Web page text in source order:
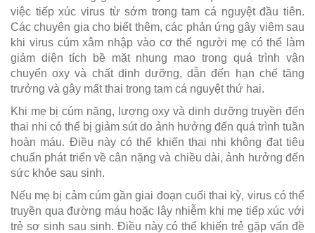
việc tiếp xúc virus từ sớm trong tam cá nguyệt đầu tiên.
Các chuyên gia cho biết thêm, các phản ứng gây viêm sau
khi virus cúm xâm nhập vào cơ thể người mẹ có thể làm
giảm diện tích bề mặt nhung mao trong quá trình vận
chuyển oxy và chất dinh dưỡng, dẫn đến hạn chế tăng
trưởng và gây mất thai trong tam cá nguyệt thứ hai.
Khi mẹ bị cúm nặng, lượng oxy và dinh dưỡng truyền đến
thai nhi có thể bị giảm sút do ảnh hưởng đến quá trình tuần
hoàn máu. Điều này có thể khiến thai nhi không đạt tiêu
chuẩn phát triển về cân nặng và chiều dài, ảnh hưởng đến
sức khỏe sau sinh.
Nếu mẹ bị cảm cúm gần giai đoạn cuối thai kỳ, virus có thể
truyền qua đường máu hoặc lây nhiễm khi mẹ tiếp xúc với
trẻ sơ sinh sau sinh. Điều này có thể khiến trẻ gặp vấn đề